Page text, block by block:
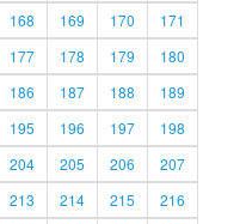
168 169 170
171
177 178 179
180
186 187 188
189
195 196 197
198
204 205 206
207
213 214 215
216